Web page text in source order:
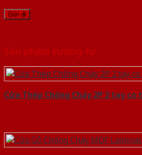
Sản phẩm tương tự
Cửa Thép Chống Cháy 2P 2 tay co